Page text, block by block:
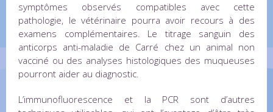
symptômes observés compatibles avec cette
pathologie, le vétérinaire pourra avoir recours à des
examens complémentaires. Le titrage sanguin des
anticorps anti-maladie de Carré chez un animal non
vacciné ou des analyses histologiques des muqueuses
pourront aider au diagnostic.
L’immunofluorescence et la PCR sont d’autres